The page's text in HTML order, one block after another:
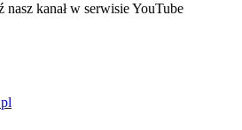
się w nowej karcie
nasz kanał w serwisie YouTube